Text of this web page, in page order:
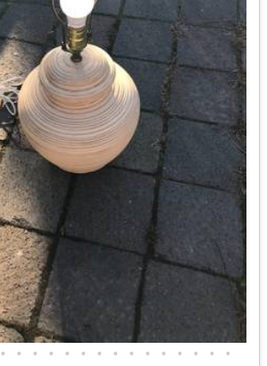
• • • • • • • • • • • • • • •